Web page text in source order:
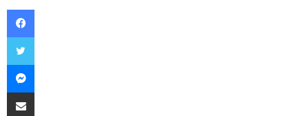
Facebook
Twitter
Messenger
Compartir vía Email